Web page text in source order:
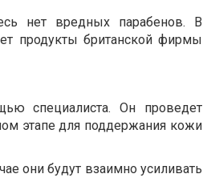
нет вредных парабенов. В
продукты британской фирмы
специалиста. Он проведет
этапе для поддержания кожи
они будут взаимно усиливать